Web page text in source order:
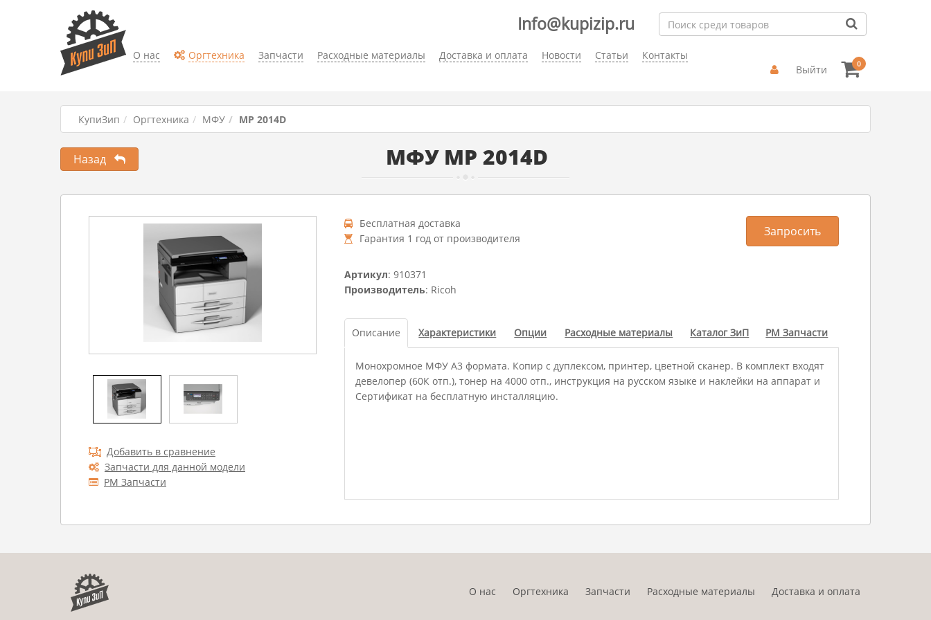
О нас Оргтехника Запчасти Расходные материалы Доставка и оплата Новости Статьи Контакты
Info@kupizip.ru
Выйти 0
КупиЗип Оргтехника МФУ MP 2014D
МФУ MP 2014D
Назад
Добавить в сравнение
Запчасти для данной модели
РМ Запчасти
Бесплатная доставка
Гарантия 1 год от производителя
Артикул: 910371
Производитель: Ricoh
Запросить
Описание Характеристики Опции Расходные материалы Каталог ЗиП РМ Запчасти
Монохромное МФУ А3 формата. Копир с дуплексом, принтер, цветной сканер. В комплект входят
девелопер (60К отп.), тонер на 4000 отп., инструкция на русском языке и наклейки на аппарат и
Сертификат на бесплатную инсталляцию.
О нас Оргтехника Запчасти Расходные материалы Доставка и оплата